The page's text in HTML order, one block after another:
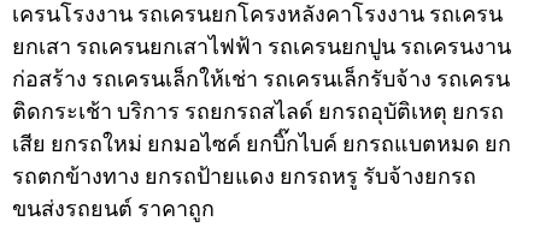
เครนโรงงาน รถเครนยกโครงหลังคาโรงงาน รถเครน
ยกเสา รถเครนยกเสาไฟฟ้า รถเครนยกปูน รถเครนงาน
ก่อสร้าง รถเครนเล็กให้เช่า รถเครนเล็กรับจ้าง รถเครน
ติดกระเช้าบริการ รถยกรถสไลด์ ยกรถอุบัติเหตุ ยกรถ
เสีย ยกรถใหม่ ยกมอไซค์ ยกบิ๊กไบค์ ยกรถแบตหมด ยก
รถตกข้างทาง ยกรถป้ายแดง ยกรถหรู รับจ้างยกรถ
ขนส่งรถยนต์ ราคาถูก